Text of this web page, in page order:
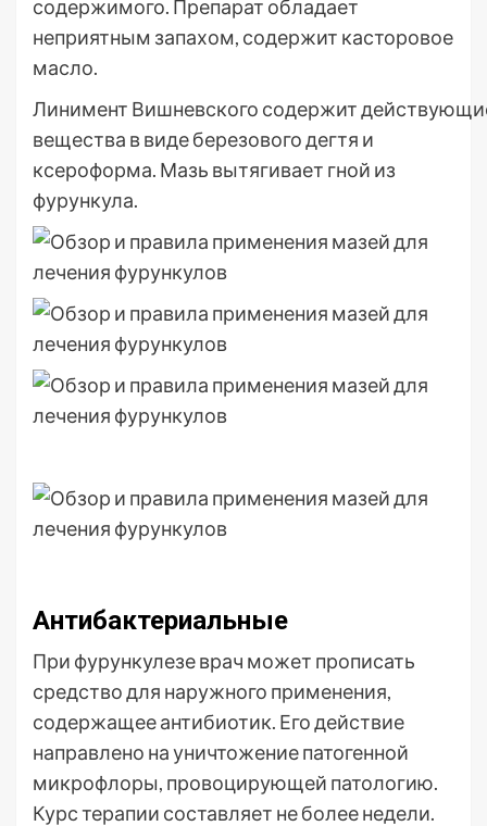
содержимого. Препарат обладает
неприятным запахом, содержит касторовое
масло.
Линимент Вишневского содержит
вещества в виде березового дегтя и
ксероформа. Мазь вытягивает гной из
фурункула.
Антибактериальные
При фурункулезе врач может прописать
средство для наружного применения,
содержащее антибиотик. Его действие
направлено на уничтожение патогенной
микрофлоры, провоцирующей патологию.
Курс терапии составляет не более недели.